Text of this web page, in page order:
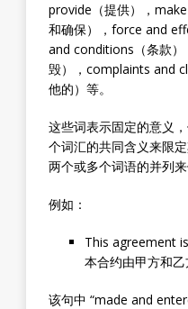
provide（提供），
和确保），force and
and conditions（条款
毁），complaints and
他的）等。
这些词表示固定的意义
个词汇的共同含义来限
两个或多个词语的并列来
例如：
This agreement
本合约由甲方和乙
该句中 “made and